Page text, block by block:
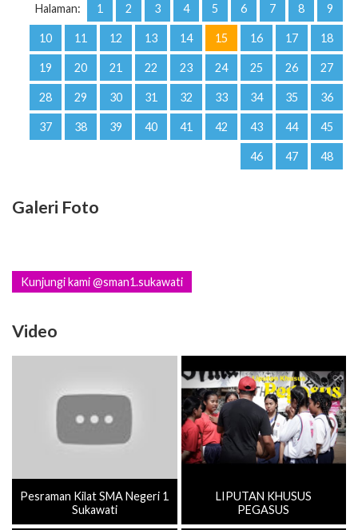
Halaman: 1 2 3 4 5 6 7 8 9
10 11 12 13 14 15 16 17 18
19 20 21 22 23 24 25 26 27
28 29 30 31 32 33 34 35 36
37 38 39 40 41 42 43 44 45
46 47 48
Galeri Foto
Kunjungi kami @sman1.sukawati
Video
Pesraman Kilat SMA Negeri 1
Sukawati
LIPUTAN KHUSUS
PEGASUS